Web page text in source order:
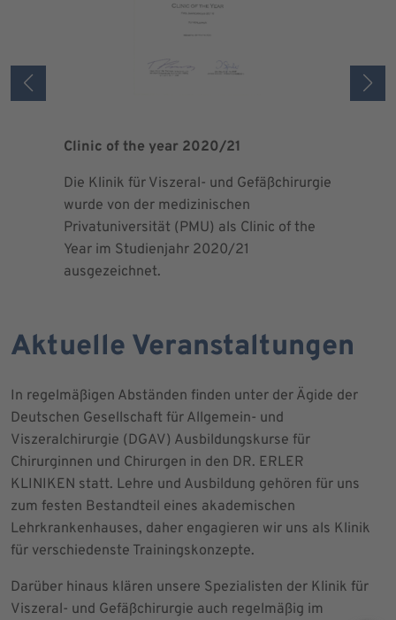
Clinic of the year 2020/21
Die Klinik für Viszeral- und Gefäßchirurgie
wurde von der medizinischen
Privatuniversität (PMU) als Clinic of the
Year im Studienjahr 2020/21
ausgezeichnet.
Aktuelle Veranstaltungen
In regelmäßigen Abständen finden unter der Ägide der
Deutschen Gesellschaft für Allgemein- und
Viszeralchirurgie (DGAV) Ausbildungskurse für
Chirurginnen und Chirurgen in den DR. ERLER
KLINIKEN statt. Lehre und Ausbildung gehören für uns
zum festen Bestandteil eines akademischen
Lehrkrankenhauses, daher engagieren wir uns als Klinik
für verschiedenste Trainingskonzepte.
Darüber hinaus klären unsere Spezialisten der Klinik für
Viszeral- und Gefäßchirurgie auch regelmäßig im